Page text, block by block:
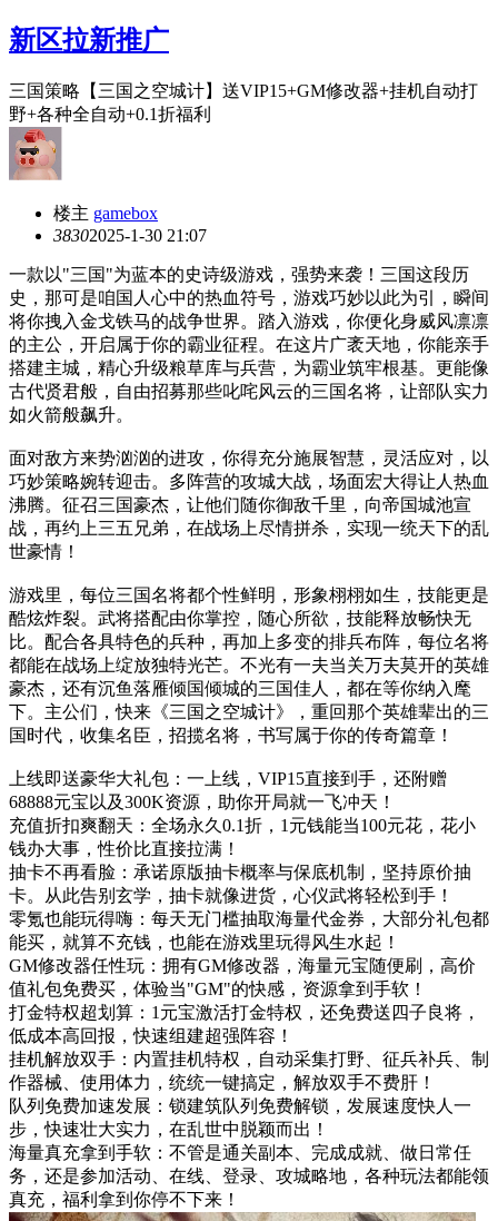
新区拉新推广
三国策略【三国之空城计】送VIP15+GM修改器+挂机自动打
野+各种全自动+0.1折福利
楼主 gamebox
38302025-1-30 21:07
一款以"三国"为蓝本的史诗级游戏，强势来袭！三国这段历
史，那可是咱国人心中的热血符号，游戏巧妙以此为引，瞬间
将你拽入金戈铁马的战争世界。踏入游戏，你便化身威风凛凛
的主公，开启属于你的霸业征程。在这片广袤天地，你能亲手
搭建主城，精心升级粮草库与兵营，为霸业筑牢根基。更能像
古代贤君般，自由招募那些叱咤风云的三国名将，让部队实力
如火箭般飙升。
面对敌方来势汹汹的进攻，你得充分施展智慧，灵活应对，以
巧妙策略婉转迎击。多阵营的攻城大战，场面宏大得让人热血
沸腾。征召三国豪杰，让他们随你御敌千里，向帝国城池宣
战，再约上三五兄弟，在战场上尽情拼杀，实现一统天下的乱
世豪情！
游戏里，每位三国名将都个性鲜明，形象栩栩如生，技能更是
酷炫炸裂。武将搭配由你掌控，随心所欲，技能释放畅快无
比。配合各具特色的兵种，再加上多变的排兵布阵，每位名将
都能在战场上绽放独特光芒。不光有一夫当关万夫莫开的英雄
豪杰，还有沉鱼落雁倾国倾城的三国佳人，都在等你纳入麾
下。主公们，快来《三国之空城计》，重回那个英雄辈出的三
国时代，收集名臣，招揽名将，书写属于你的传奇篇章！
上线即送豪华大礼包：一上线，VIP15直接到手，还附赠
68888元宝以及300K资源，助你开局就一飞冲天！
充值折扣爽翻天：全场永久0.1折，1元钱能当100元花，花小
钱办大事，性价比直接拉满！
抽卡不再看脸：承诺原版抽卡概率与保底机制，坚持原价抽
卡。从此告别玄学，抽卡就像进货，心仪武将轻松到手！
零氪也能玩得嗨：每天无门槛抽取海量代金券，大部分礼包都
能买，就算不充钱，也能在游戏里玩得风生水起！
GM修改器任性玩：拥有GM修改器，海量元宝随便刷，高价
值礼包免费买，体验当"GM"的快感，资源拿到手软！
打金特权超划算：1元宝激活打金特权，还免费送四子良将，
低成本高回报，快速组建超强阵容！
挂机解放双手：内置挂机特权，自动采集打野、征兵补兵、制
作器械、使用体力，统统一键搞定，解放双手不费肝！
队列免费加速发展：锁建筑队列免费解锁，发展速度快人一
步，快速壮大实力，在乱世中脱颖而出！
海量真充拿到手软：不管是通关副本、完成成就、做日常任
务，还是参加活动、在线、登录、攻城略地，各种玩法都能领
真充，福利拿到你停不下来！